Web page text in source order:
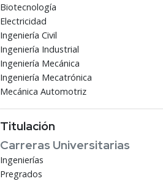
Biotecnología
Electricidad
Ingeniería Civil
Ingeniería Industrial
Ingeniería Mecánica
Ingeniería Mecatrónica
Mecánica Automotriz
Titulación
Carreras Universitarias
Ingenierías
Pregrados